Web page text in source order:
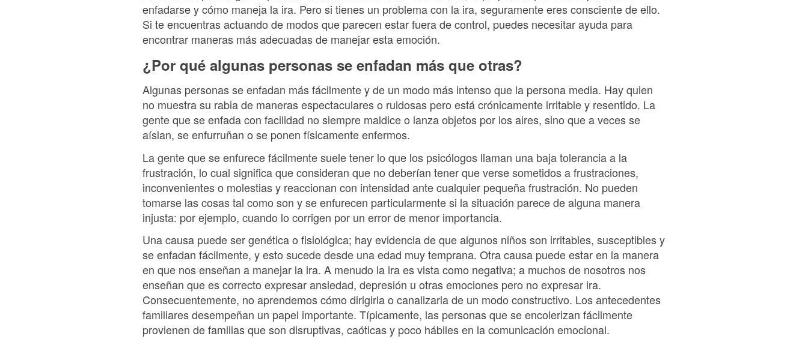
enfadarse y cómo maneja la ira. Pero si tienes un problema con la ira, seguramente eres consciente de ello.
Si te encuentras actuando de modos que parecen estar fuera de control, puedes necesitar ayuda para
encontrar maneras más adecuadas de manejar esta emoción.
¿Por qué algunas personas se enfadan más que otras?
Algunas personas se enfadan más fácilmente y de un modo más intenso que la persona media. Hay quien
no muestra su rabia de maneras espectaculares o ruidosas pero está crónicamente irritable y resentido. La
gente que se enfada con facilidad no siempre maldice o lanza objetos por los aires, sino que a veces se
aíslan, se enfurruñan o se ponen físicamente enfermos.
La gente que se enfurece fácilmente suele tener lo que los psicólogos llaman una baja tolerancia a la
frustración, lo cual significa que consideran que no deberían tener que verse sometidos a frustraciones,
inconvenientes o molestias y reaccionan con intensidad ante cualquier pequeña frustración. No pueden
tomarse las cosas tal como son y se enfurecen particularmente si la situación parece de alguna manera
injusta: por ejemplo, cuando lo corrigen por un error de menor importancia.
Una causa puede ser genética o fisiológica; hay evidencia de que algunos niños son irritables, susceptibles y
se enfadan fácilmente, y esto sucede desde una edad muy temprana. Otra causa puede estar en la manera
en que nos enseñan a manejar la ira. A menudo la ira es vista como negativa; a muchos de nosotros nos
enseñan que es correcto expresar ansiedad, depresión u otras emociones pero no expresar ira.
Consecuentemente, no aprendemos cómo dirigirla o canalizarla de un modo constructivo. Los antecedentes
familiares desempeñan un papel importante. Típicamente, las personas que se encolerizan fácilmente
provienen de familias que son disruptivas, caóticas y poco hábiles en la comunicación emocional.